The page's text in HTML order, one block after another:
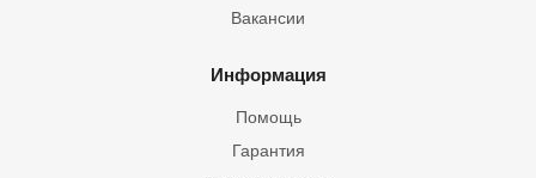
Вакансии
Информация
Помощь
Гарантия